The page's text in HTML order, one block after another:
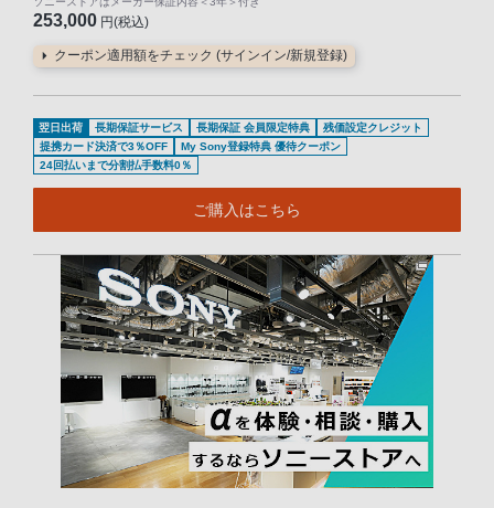
253,000 円(税込)
クーポン適用額をチェック (サインイン/新規登録)
翌日出荷 長期保証サービス 長期保証 会員限定特典
残価設定クレジット
提携カード決済で3％OFF
My Sony登録特典 優待クーポン
24回払いまで分割払手数料0％
ご購入はこちら